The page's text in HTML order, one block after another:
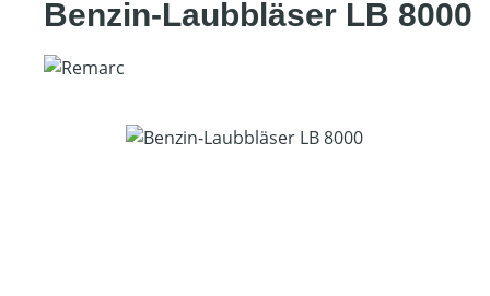
Benzin-Laubbläser LB 8000
Bildergalerie überspringen